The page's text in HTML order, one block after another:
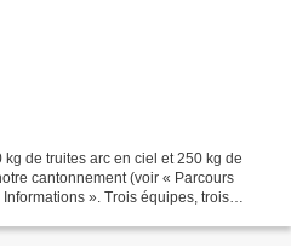
de truites arc en ciel et 250 kg de
cantonnement (voir « Parcours
». Trois équipes, trois